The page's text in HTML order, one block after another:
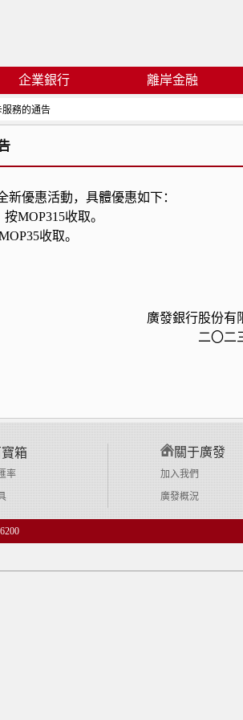
企業銀行 離岸金融
服務的通告
優惠活動，具體優惠如下：
MOP315收取。
收取。
廣發銀行股份有限公
二〇二三年二
箱
率
關于廣發
加入我們
廣發概況